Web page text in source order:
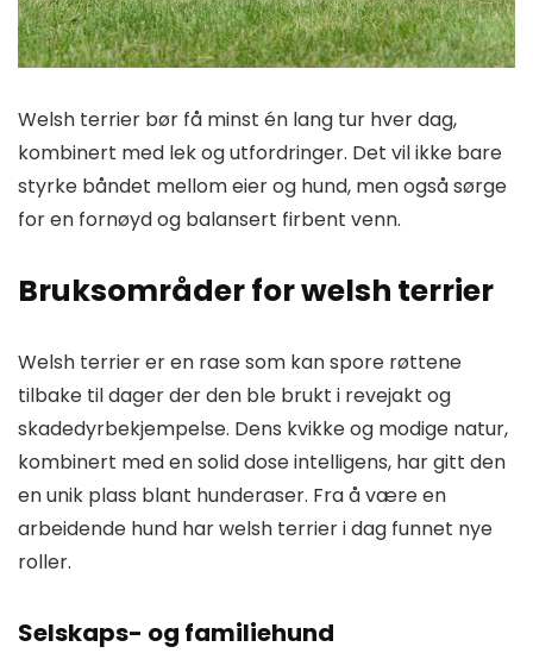
Welsh terrier bør få minst én lang tur hver dag,
kombinert med lek og utfordringer. Det vil ikke bare
styrke båndet mellom eier og hund, men også sørge
for en fornøyd og balansert firbent venn.
Bruksområder for welsh terrier
Welsh terrier er en rase som kan spore røttene
tilbake til dager der den ble brukt i revejakt og
skadedyrbekjempelse. Dens kvikke og modige natur,
kombinert med en solid dose intelligens, har gitt den
en unik plass blant hunderaser. Fra å være en
arbeidende hund har welsh terrier i dag funnet nye
roller.
Selskaps- og familiehund